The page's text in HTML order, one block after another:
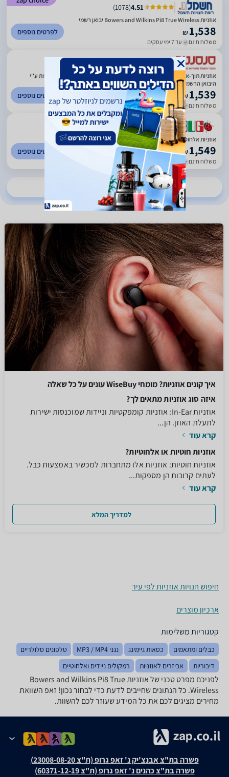
4.51
(
1078
)
אוזניות Bowers and Wilkins Pi8 True Wireless יבואן רשמי
₪1,538
משלוח חינם עד 7 ימי עסקים
לפרטים נוספים
424
אוזניות תוך-אוזן אלחוטיות Bowers & Wilkins Pi8 True Wireless שנה אחריות ע''י
היבואן הרשמי
₪1,539
משלוח חינם עד 7 ימי עסקים
לפרטים נוספים
2.59
(
658
אוזניות אלחוטיות Pi8 TWS earbuds בי אנד דאבליו - B&W B&W ירוק
₪1,549
משלוח חינם עד 6 ימי עסקים
לפרטים נוספים
להשוואת מחירים ב-16 חנויות נוספות
איך קונים אוזניות? מומחי WiseBuy עונים על כל שאלה
איזה סוג אוזניות מתאים לך?
אוזניות In-Ear: אוזניות קומפקטיות וניידות שמוכנסות ישירות
לתעלת האוזן. הן...
קרא עוד
אוזניות חוטיות או אלחוטיות?
אוזניות חוטיות: אוזניות אלו מתחברות למכשיר באמצעות כבל.
לעתים קרובות הן מספקות...
קרא עוד
למדריך המלא
חיפוש חנויות אוזניות לפי עיר
ארכיון מוצרים
קטגוריות משלימות
כבלים ומתאמים כסאות גיימינג נגני MP3 / MP4
טלפונים סלולריים
דיבוריות
אביזרים לאוזניות רמקולים ניידים ואלחוטיים
לפניכם מפרט טכני של אוזניות Bowers and Wilkins Pi8 True
Wireless. כל הנתונים שחייבים לדעת כדי לבחור נכון! זאפ השוואת
מחירים מציגים לכם את כל המידע שעוזר לכם להשוות.
פשרה בת"צ אבנצ'יק נ' זאפ גרופ (ת"צ 23008-08-20)
פשרה בת"צ כהנים נ' זאפ גרופ (ת"צ 60371-12-19)